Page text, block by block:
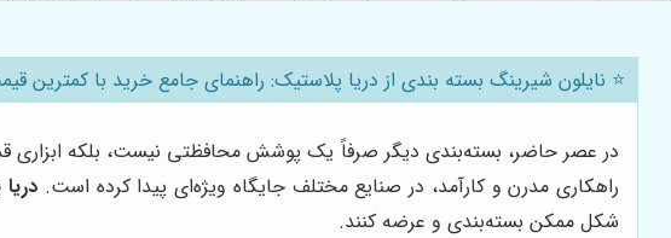
⭐️ نایلون شیرینگ بسته بندی از دریا پلاستیک: راهنمای جامع خرید با کمترین
در عصر حاضر، بسته‌بندی دیگر صرفاً یک پوشش محافظتی نیست، بلکه ابزاری
راهکاری مدرن و کارآمد، در صنایع مختلف جایگاه ویژه‌ای پیدا کرده است.
شکل ممکن بسته‌بندی و عرضه کنند.